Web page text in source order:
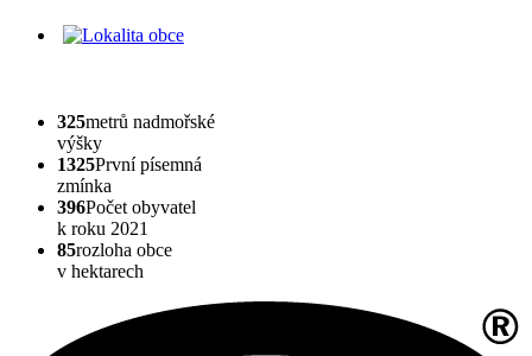
325metrů nadmořské
výšky
1325První písemná
zmínka
396Počet obyvatel
k roku 2021
85rozloha obce
v hektarech